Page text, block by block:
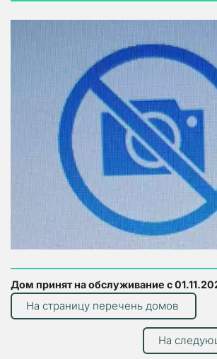
Дом принят на обслуживание с
На страницу перечень домов
На